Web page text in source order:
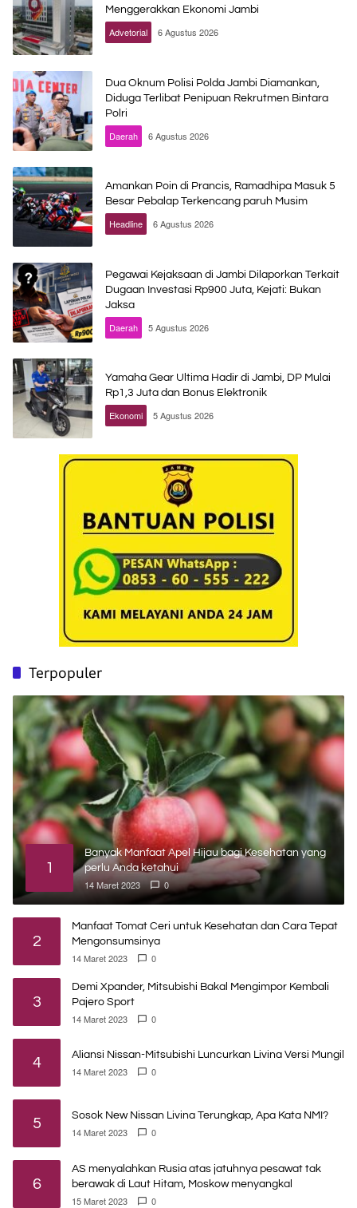
Menggerakkan Ekonomi Jambi
Advetorial 6 Agustus 2026
Dua Oknum Polisi Polda Jambi Diamankan,
Diduga Terlibat Penipuan Rekrutmen Bintara
Polri
Daerah 6 Agustus 2026
Amankan Poin di Prancis, Ramadhipa Masuk 5
Besar Pebalap Terkencang paruh Musim
Headline 6 Agustus 2026
Pegawai Kejaksaan di Jambi Dilaporkan Terkait
Dugaan Investasi Rp900 Juta, Kejati: Bukan
Jaksa
Daerah 5 Agustus 2026
Yamaha Gear Ultima Hadir di Jambi, DP Mulai
Rp1,3 Juta dan Bonus Elektronik
Ekonomi 5 Agustus 2026
Terpopuler
1
Banyak Manfaat Apel Hijau bagi Kesehatan yang
perlu Anda ketahui
14 Maret 2023 0
2
Manfaat Tomat Ceri untuk Kesehatan dan Cara Tepat
Mengonsumsinya
14 Maret 2023 0
3
Demi Xpander, Mitsubishi Bakal Mengimpor Kembali
Pajero Sport
14 Maret 2023 0
4 Aliansi Nissan-Mitsubishi Luncurkan Livina Versi Mungil
14 Maret 2023 0
5 Sosok New Nissan Livina Terungkap, Apa Kata NMI?
14 Maret 2023 0
6
AS menyalahkan Rusia atas jatuhnya pesawat tak
berawak di Laut Hitam, Moskow menyangkal
15 Maret 2023 0